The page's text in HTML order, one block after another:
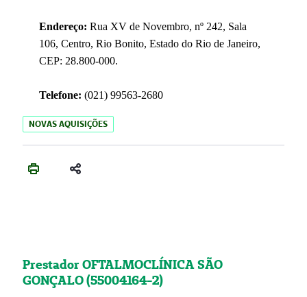
Endereço: Rua XV de Novembro, nº 242, Sala
106, Centro, Rio Bonito, Estado do Rio de Janeiro,
CEP: 28.800-000.
Telefone: (021) 99563-2680
NOVAS AQUISIÇÕES
Prestador OFTALMOCLÍNICA SÃO
GONÇALO (55004164-2)